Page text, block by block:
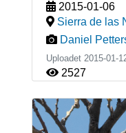
2015-01-06
Sierra de las
Daniel
Uploadet 2015-01-
2527